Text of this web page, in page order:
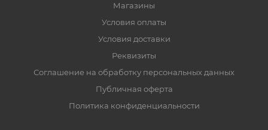
Магазины
Условия оплаты
Условия доставки
Реквизиты
Соглашение на обработку персональных данных
Публичная оферта
Политика конфиденциальности